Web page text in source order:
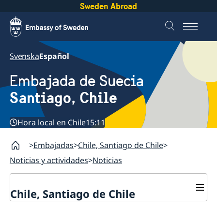
Sweden Abroad
SvenskaEspañol
Embajada de Suecia
Santiago, Chile
Hora local en Chile15:11
Embajadas Chile, Santiago de Chile
Noticias y actividades Noticias
Chile, Santiago de Chile